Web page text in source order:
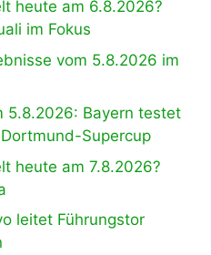
heute am 6.8.2026?
im Fokus
vom 5.8.2026 im
5.8.2026: Bayern testet
Supercup
heute am 7.8.2026?
leitet Führungstor